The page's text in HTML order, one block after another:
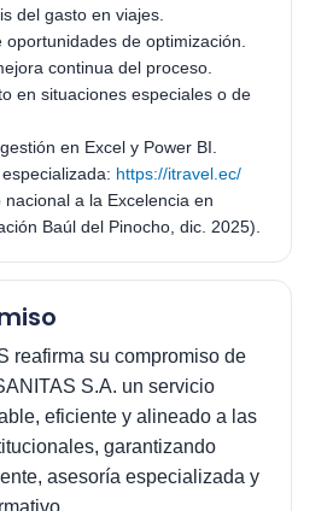
del gasto en viajes.
oportunidades de optimización.
continua del proceso.
en situaciones especiales o de
en Excel y Power BI.
https://itravel.ec/
nacional a la Excelencia en
Baúl del Pinocho, dic. 2025).
reafirma su compromiso de
S.A. un servicio
eficiente y alineado a las
garantizando
asesoría especializada y